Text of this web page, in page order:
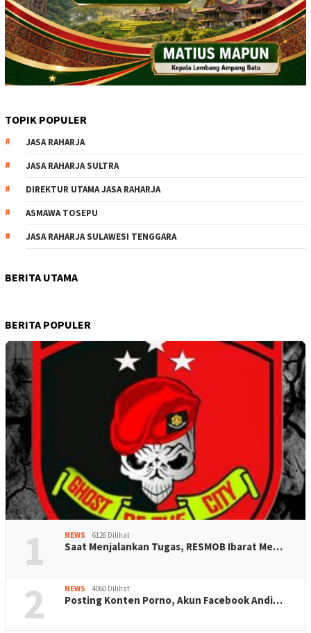
TOPIK POPULER
JASA RAHARJA
JASA RAHARJA SULTRA
DIREKTUR UTAMA JASA RAHARJA
ASMAWA TOSEPU
JASA RAHARJA SULAWESI TENGGARA
BERITA UTAMA
BERITA POPULER
1 NEWS 6126 Dilihat
Saat Menjalankan Tugas, RESMOB Ibarat Me…
2 NEWS 4060 Dilihat
Posting Konten Porno, Akun Facebook Andi…